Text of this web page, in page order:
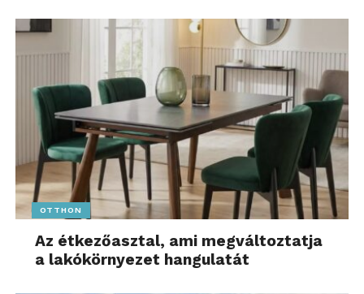
OTTHON
Az étkezőasztal, ami megváltoztatja
a lakókörnyezet hangulatát